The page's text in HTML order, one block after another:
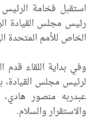
استقبل فخامة
رئيس مجلس القيادة
الخاص للأمم المتحدة
وفي بداية اللقاء قدم
لرئيس مجلس القيادة،
عبدربه منصور هادي،
والاستقرار والسلام.